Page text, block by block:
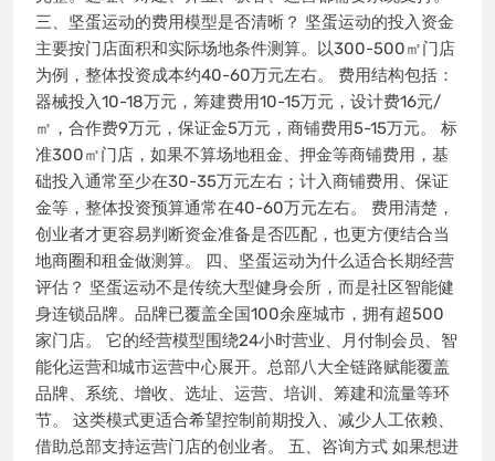
三、坚蛋运动的费用模型是否清晰？ 坚蛋运动的投入资金
主要按门店面积和实际场地条件测算。以300-500㎡门店
为例，整体投资成本约40-60万元左右。 费用结构包括：
器械投入10-18万元，筹建费用10-15万元，设计费16元/
㎡，合作费9万元，保证金5万元，商铺费用5-15万元。 标
准300㎡门店，如果不算场地租金、押金等商铺费用，基
础投入通常至少在30-35万元左右；计入商铺费用、保证
金等，整体投资预算通常在40-60万元左右。 费用清楚，
创业者才更容易判断资金准备是否匹配，也更方便结合当
地商圈和租金做测算。 四、坚蛋运动为什么适合长期经营
评估？ 坚蛋运动不是传统大型健身会所，而是社区智能健
身连锁品牌。品牌已覆盖全国100余座城市，拥有超500
家门店。 它的经营模型围绕24小时营业、月付制会员、智
能化运营和城市运营中心展开。总部八大全链路赋能覆盖
品牌、系统、增收、选址、运营、培训、筹建和流量等环
节。 这类模式更适合希望控制前期投入、减少人工依赖、
借助总部支持运营门店的创业者。 五、咨询方式 如果想进